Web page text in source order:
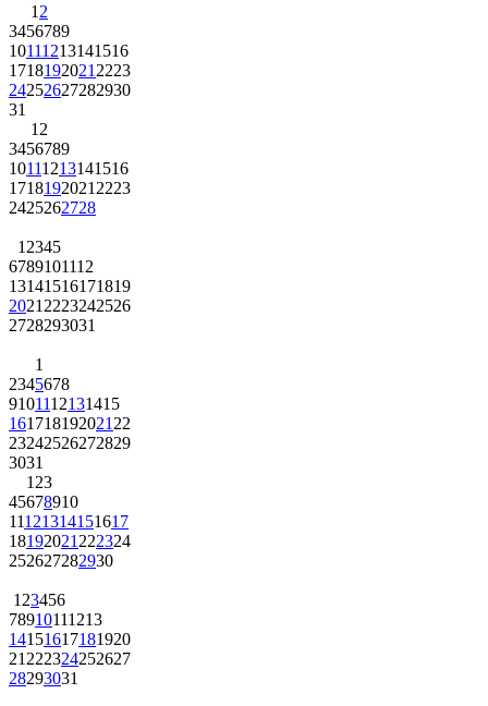
1 2
3456789
10111213141516
1718192021 2223
24252627282930
31
1 2
3456789
10111213141516
1718192021 2223
2425262728
1 2345
6789101112
13141516171819
2021 2223242526
2728293031
1
2345678
9101112131415
161718192021 22
23242526272829
3031
1 23
45678910
11121314151617
18192021 222324
252627282930
1 23456
78910111213
14151617181920
21 222324252627
28293031